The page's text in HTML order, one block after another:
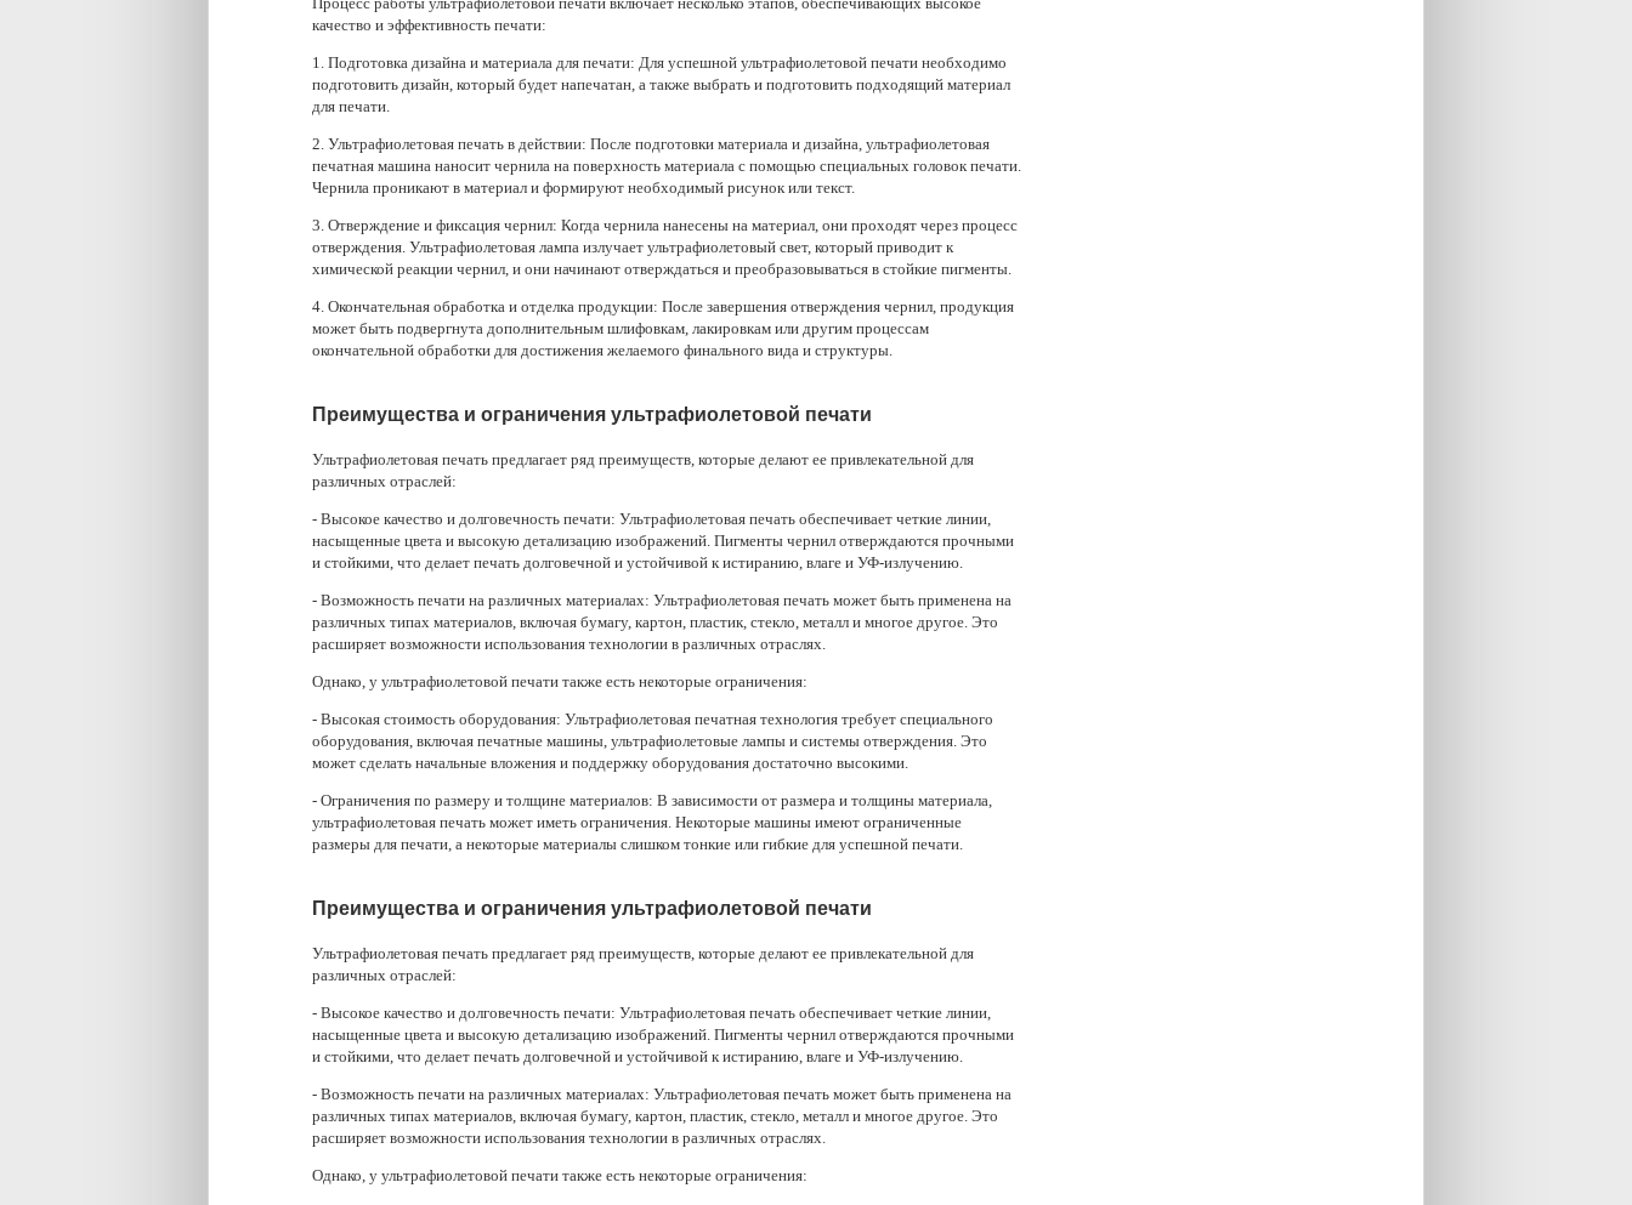
качество и эффективность печати:
1. Подготовка дизайна и материала для печати: Для успешной ультрафиолетовой печати необходимо
подготовить дизайн, который будет напечатан, а также выбрать и подготовить подходящий материал
для печати.
2. Ультрафиолетовая печать в действии: После подготовки материала и дизайна, ультрафиолетовая
печатная машина наносит чернила на поверхность материала с помощью специальных головок печати.
Чернила проникают в материал и формируют необходимый рисунок или текст.
3. Отверждение и фиксация чернил: Когда чернила нанесены на материал, они проходят через процесс
отверждения. Ультрафиолетовая лампа излучает ультрафиолетовый свет, который приводит к
химической реакции чернил, и они начинают отверждаться и преобразовываться в стойкие пигменты.
4. Окончательная обработка и отделка продукции: После завершения отверждения чернил, продукция
может быть подвергнута дополнительным шлифовкам, лакировкам или другим процессам
окончательной обработки для достижения желаемого финального вида и структуры.
Преимущества и ограничения ультрафиолетовой печати
Ультрафиолетовая печать предлагает ряд преимуществ, которые делают ее привлекательной для
различных отраслей:
- Высокое качество и долговечность печати: Ультрафиолетовая печать обеспечивает четкие линии,
насыщенные цвета и высокую детализацию изображений. Пигменты чернил отверждаются прочными
и стойкими, что делает печать долговечной и устойчивой к истиранию, влаге и УФ-излучению.
- Возможность печати на различных материалах: Ультрафиолетовая печать может быть применена на
различных типах материалов, включая бумагу, картон, пластик, стекло, металл и многое другое. Это
расширяет возможности использования технологии в различных отраслях.
Однако, у ультрафиолетовой печати также есть некоторые ограничения:
- Высокая стоимость оборудования: Ультрафиолетовая печатная технология требует специального
оборудования, включая печатные машины, ультрафиолетовые лампы и системы отверждения. Это
может сделать начальные вложения и поддержку оборудования достаточно высокими.
- Ограничения по размеру и толщине материалов: В зависимости от размера и толщины материала,
ультрафиолетовая печать может иметь ограничения. Некоторые машины имеют ограниченные
размеры для печати, а некоторые материалы слишком тонкие или гибкие для успешной печати.
Преимущества и ограничения ультрафиолетовой печати
Ультрафиолетовая печать предлагает ряд преимуществ, которые делают ее привлекательной для
различных отраслей:
- Высокое качество и долговечность печати: Ультрафиолетовая печать обеспечивает четкие линии,
насыщенные цвета и высокую детализацию изображений. Пигменты чернил отверждаются прочными
и стойкими, что делает печать долговечной и устойчивой к истиранию, влаге и УФ-излучению.
- Возможность печати на различных материалах: Ультрафиолетовая печать может быть применена на
различных типах материалов, включая бумагу, картон, пластик, стекло, металл и многое другое. Это
расширяет возможности использования технологии в различных отраслях.
Однако, у ультрафиолетовой печати также есть некоторые ограничения: